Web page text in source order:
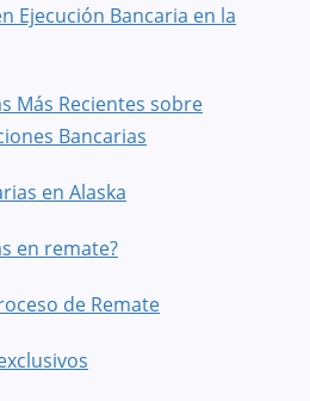
Ejecución Bancaria en la
Más Recientes sobre
Bancarias
en Alaska
en remate?
de Remate